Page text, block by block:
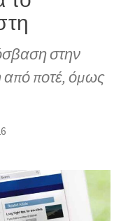
στην
από ποτέ, όμως